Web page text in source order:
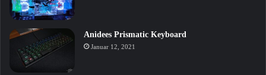
Anidees Prismatic Keyboard
Januar 12, 2021